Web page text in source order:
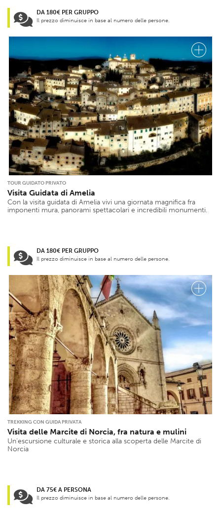
DA 180€ PER GRUPPO
Il prezzo diminuisce in base al numero delle persone.
TOUR GUIDATO PRIVATO
Visita Guidata di Amelia
Con la visita guidata di Amelia vivi una giornata magnifica fra
imponenti mura, panorami spettacolari e incredibili monumenti.
DA 180€ PER GRUPPO
Il prezzo diminuisce in base al numero delle persone.
TREKKING CON GUIDA PRIVATA
Visita delle Marcite di Norcia, fra natura e mulini
Un’escursione culturale e storica alla scoperta delle Marcite di
Norcia
DA 75€ A PERSONA
Il prezzo diminuisce in base al numero delle persone.